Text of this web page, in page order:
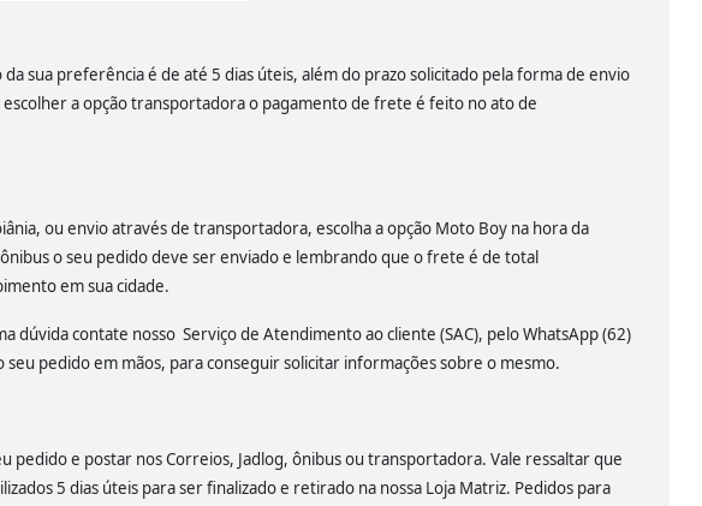
sua preferência é de até 5 dias úteis, além do prazo solicitado pela forma de envio
a opção transportadora o pagamento de frete é feito no ato de
ou envio através de transportadora, escolha a opção Moto Boy na hora da
o seu pedido deve ser enviado e lembrando que o frete é de total
em sua cidade.
dúvida contate nosso Serviço de Atendimento ao cliente (SAC), pelo WhatsApp (62)
pedido em mãos, para conseguir solicitar informações sobre o mesmo.
pedido e postar nos Correios, Jadlog, ônibus ou transportadora. Vale ressaltar que
5 dias úteis para ser finalizado e retirado na nossa Loja Matriz. Pedidos para